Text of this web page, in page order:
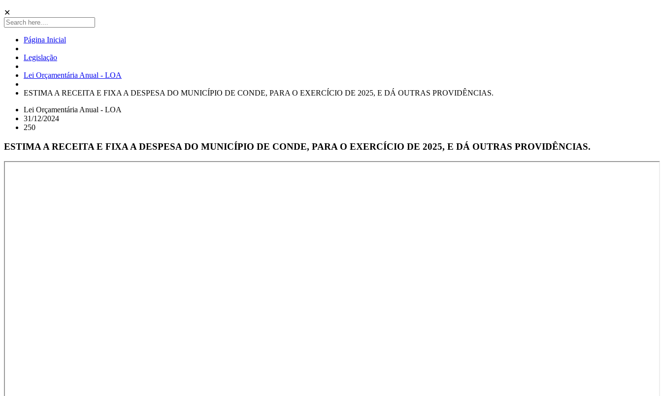
✕
Página Inicial
Legislação
Lei Orçamentária Anual - LOA
ESTIMA A RECEITA E FIXA A DESPESA DO MUNICÍPIO DE CONDE, PARA O EXERCÍCIO DE 2025, E DÁ OUTRAS PROVIDÊNCIAS.
Lei Orçamentária Anual - LOA
31/12/2024
250
ESTIMA A RECEITA E FIXA A DESPESA DO MUNICÍPIO DE CONDE, PARA O EXERCÍCIO DE 2025, E DÁ OUTRAS PROVIDÊNCIAS.